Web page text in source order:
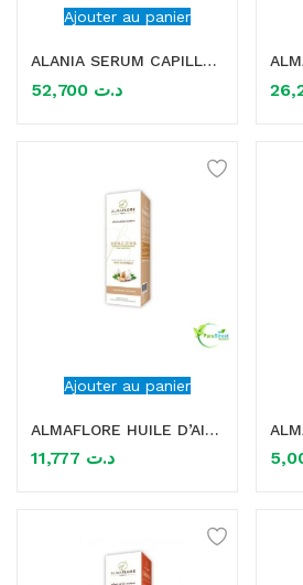
médical)
Ajouter au panier
ALANIA SERUM CAPILLAIRE REPARATEUR PRODIGE 50ML
د.ت
Ajouter au panier
ALMAFLORE HUILE D’AIL 50ML
د.ت